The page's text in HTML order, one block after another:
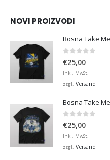
NOVI PROIZVODI
Bosna Take
0 von 5
€25,00
Inkl. MwSt.
zzgl. Versand
Bosna Take
0 von 5
€25,00
Inkl. MwSt.
zzgl. Versand